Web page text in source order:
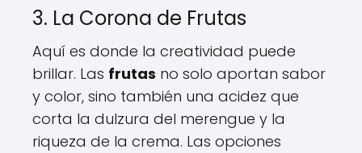
3. La Corona de Frutas
Aquí es donde la creatividad puede
brillar. Las frutas no solo aportan sabor
y color, sino también una acidez que
corta la dulzura del merengue y la
riqueza de la crema. Las opciones